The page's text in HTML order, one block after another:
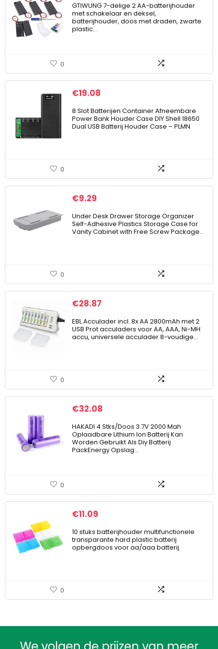
GTIWUNG 7-delige 2 AA-batterijhouder
met schakelaar en deksel,
batterijhouder, doos met draden, zwarte
plastic…
0
€19.08
8 Slot Batterijen Container Afneembare
Power Bank Houder Case DIY Shell 18650
Dual USB Batterij Houder Case – PLMN
0
€9.29
Under Desk Drawer Storage Organizer
Self-Adhesive Plastics Storage Case for
Vanity Cabinet with Free Screw Package…
0
€28.87
EBL Acculader incl. 8x AA 2800mAh met 2
USB Prot acculaders voor AA, AAA, Ni-MH
accu, universele acculader 8-voudige…
0
€32.08
HAKADI 4 Stks/Doos 3.7V 2000 Mah
Oplaadbare Lithium Ion Batterij Kan
Worden Gebruikt Als Diy Batterij
PackEnergy Opslag…
0
€11.09
10 stuks batterijhouder multifunctionele
transparante hard plastic batterij
opbergdoos voor aa/aaa batterij
0